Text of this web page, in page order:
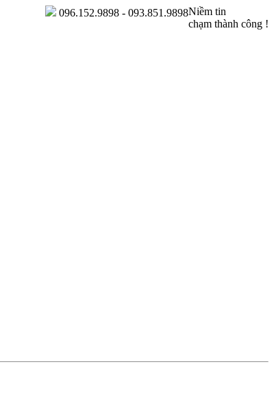
Niềm tin
chạm thành công !
096.152.9898 - 093.851.9898